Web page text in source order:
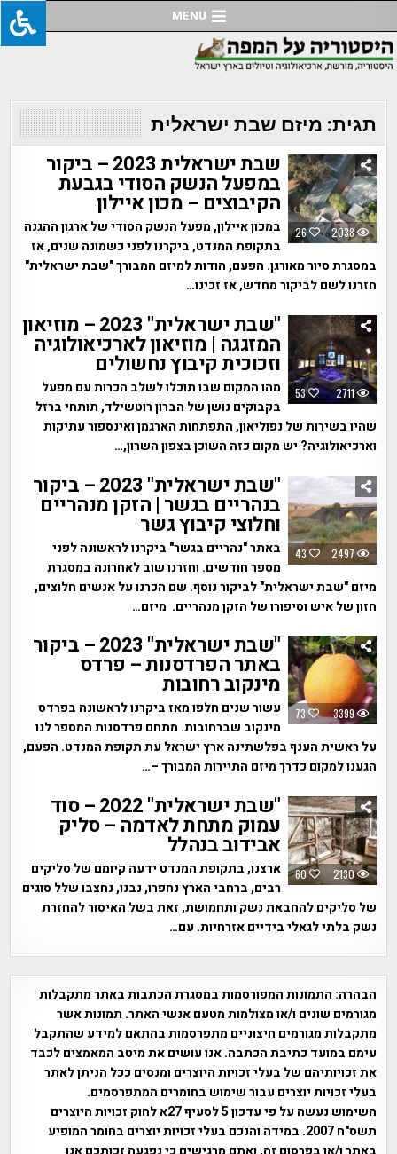
to
content
MENU
תגית: מיזם שבת ישראלית
26 2038
שבת ישראלית 2023 – ביקור
במפעל הנשק הסודי בגבעת
הקיבוצים – מכון איילון
במכון איילון, מפעל הנשק הסודי של ארגון ההגנה
בתקופת המנדט, ביקרנו לפני כשמונה שנים, אז
במסגרת סיור מאורגן. הפעם, הודות למיזם המבורך "שבת ישראלית"
חזרנו לשם לביקור מחדש, אז זכינו…
53 2711
"שבת ישראלית" 2023 – מוזיאון
המזגגה | מוזיאון לארכיאולוגיה
וזכוכית קיבוץ נחשולים
מהו המקום שבו תוכלו לשלב הכרות עם מפעל
בקבוקים נושן של הברון רוטשילד, תותחי ברזל
שהיו בשירות של נפוליאון, התפתחות הארגמן ואינספור עתיקות
וארכיאולוגיה? יש מקום כזה השוכן בצפון השרון,…
43 2497
"שבת ישראלית" 2023 – ביקור
בנהריים בגשר | הזקן מנהריים
וחלוצי קיבוץ גשר
באתר "נהריים בגשר" ביקרנו לראשונה לפני
מספר חודשים. וחזרנו שוב לאחרונה במסגרת
מיזם "שבת ישראלית" לביקור נוסף. שם הכרנו על אנשים חלוצים,
חזון של איש וסיפורו של הזקן מנהריים. מיזם…
73 3399
"שבת ישראלית" 2023 – ביקור
באתר הפרדסנות – פרדס
מינקוב רחובות
עשור שנים חלפו מאז ביקרנו לראשונה בפרדס
מינקוב שברחובות. מתחם פרדסנות המספר לנו
על ראשית הענף בפלשתינה ארץ ישראל עת תקופת המנדט. הפעם,
הגענו למקום כדרך מיזם התיירות המבורך –…
60 2130
"שבת ישראלית" 2022 – סוד
עמוק מתחת לאדמה – סליק
אבידוב בנהלל
ארצנו, בתקופת המנדט ידעה קיומם של סליקים
רבים, ברחבי הארץ נחפרו, נבנו, נחצבו שלל סוגים
של סליקים להחבאת נשק ותחמושת, זאת בשל האיסור להחזרת
נשק בלתי לגאלי בידיים אזרחיות. עם…
הבהרה: התמונות המפורסמות במסגרת הכתבות באתר מתקבלות
מגורמים שונים ו/או מצולמות מטעם אנשי האתר. תמונות אשר
מתקבלות מגורמים חיצוניים מתפרסמות בהתאם למידע שהתקבל
עימם במועד כתיבת הכתבה. אנו עושים את מיטב המאמצים לכבד
את זכויותיהם של בעלי זכויות היוצרים ומנסים ככל הניתן לאתר
בעלי זכויות יוצרים עבור שימוש בחומרים המתפרסמים.
השימוש נעשה על פי עדכון 5 לסעיף 27א לחוק זכויות היוצרים
תשס"ח 2007. במידה והנכם בעלי זכויות יוצרים בחומר המופיע